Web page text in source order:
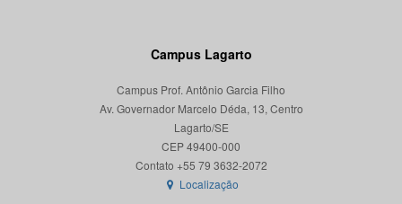
Campus Lagarto
Campus Prof. Antônio Garcia Filho
Av. Governador Marcelo Déda, 13, Centro
Lagarto/SE
CEP 49400-000
Localização